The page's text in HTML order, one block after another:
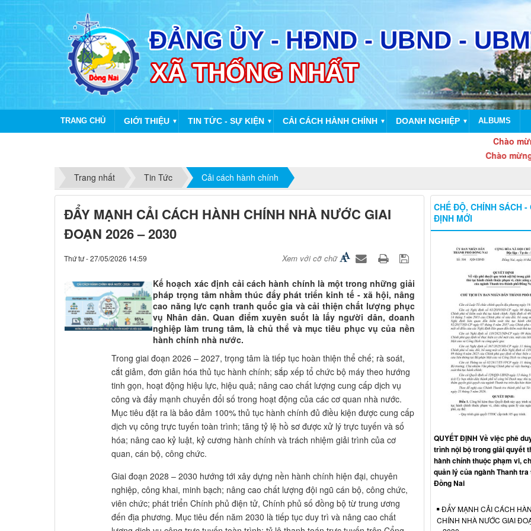
TRANG CHỦ GIỚI THIỆU ▼ TIN TỨC - SỰ KIỆN ▼ CẢI CÁCH HÀNH CHÍNH ▼ DOANH NGHIỆP ▼ ALBUMS
Chào mừng kỷ
Chào mừng
Trang nhất
Tin Tức Cải cách hành chính
ĐẨY MẠNH CẢI CÁCH HÀNH CHÍNH NHÀ NƯỚC GIAI
ĐOẠN 2026 – 2030
Thứ tư - 27/05/2026 14:59 Xem với cỡ chữ
Kế hoạch xác định cải cách hành chính là một trong những giải
pháp trọng tâm nhằm thúc đẩy phát triển kinh tế - xã hội, nâng
cao năng lực cạnh tranh quốc gia và cải thiện chất lượng phục
vụ Nhân dân. Quan điểm xuyên suốt là lấy người dân, doanh
nghiệp làm trung tâm, là chủ thể và mục tiêu phục vụ của nền
hành chính nhà nước.
Trong giai đoạn 2026 – 2027, trọng tâm là tiếp tục hoàn thiện thể chế; rà soát,
cắt giảm, đơn giản hóa thủ tục hành chính; sắp xếp tổ chức bộ máy theo hướng
tinh gọn, hoạt động hiệu lực, hiệu quả; nâng cao chất lượng cung cấp dịch vụ
công và đẩy mạnh chuyển đổi số trong hoạt động của các cơ quan nhà nước.
Mục tiêu đặt ra là bảo đảm 100% thủ tục hành chính đủ điều kiện được cung cấp
dịch vụ công trực tuyến toàn trình; tăng tỷ lệ hồ sơ được xử lý trực tuyến và số
hóa; nâng cao kỷ luật, kỷ cương hành chính và trách nhiệm giải trình của cơ
quan, cán bộ, công chức.
Giai đoạn 2028 – 2030 hướng tới xây dựng nền hành chính hiện đại, chuyên
nghiệp, công khai, minh bạch; nâng cao chất lượng đội ngũ cán bộ, công chức,
viên chức; phát triển Chính phủ điện tử, Chính phủ số đồng bộ từ trung ương
đến địa phương. Mục tiêu đến năm 2030 là tiếp tục duy trì và nâng cao chất
CHẾ ĐỘ, CHÍNH SÁCH -
ĐỊNH MỚI
QUYẾT ĐỊNH Về việc phê
trình nội bộ trong giải quyết
hành chính thuộc phạm vi,
quản lý của ngành Thanh tra
Đồng Nai
ĐẨY MẠNH CẢI CÁCH
CHÍNH NHÀ NƯỚC GIAI